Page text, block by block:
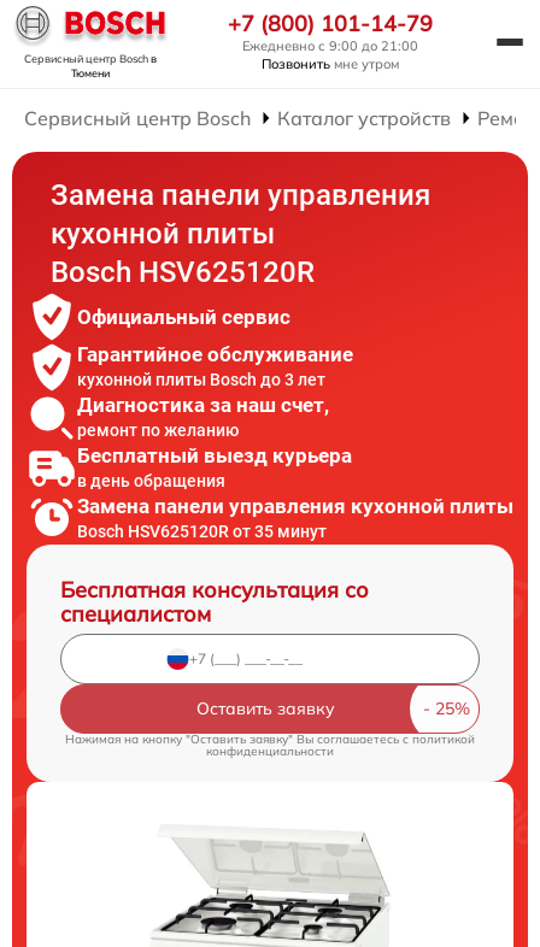
Сервисный центр Boschв
Тюмени
+7 (800) 101-14-79
Ежедневно с 9:00 до 21:00
Позвонить мне утром
Сервисный центр Bosch Каталог устройств
Замена панели управления
кухонной плиты
Bosch HSV625120R
Официальный сервис
Гарантийное обслуживание
кухонной плиты Bosch до 3 лет
Диагностика за наш счет,
ремонт по желанию
Бесплатный выезд курьера
в день обращения
Замена панели управления кухонной плиты
Bosch HSV625120R от 35 минут
Бесплатная консультация со
специалистом
Оставить заявку
Нажимая на кнопку "Оставить заявку" Вы соглашаетесь cполитикой
конфиденциальности